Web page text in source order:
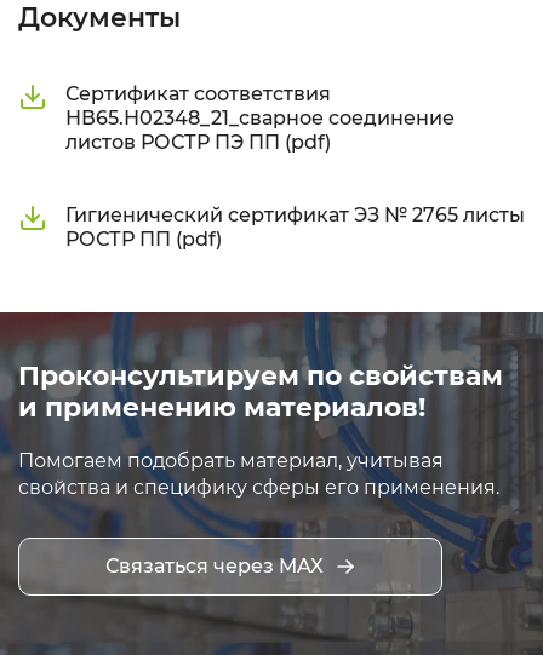
Документы
Сертификат соответствия
НВ65.Н02348_21_сварное соединение
листов РОСТР ПЭ ПП (pdf)
Гигиенический сертификат ЭЗ № 2765 листы
РОСТР ПП (pdf)
Проконсультируем по свойствам
и применению материалов!
Помогаем подобрать материал, учитывая
свойства и специфику сферы его применения.
Связаться через MAX